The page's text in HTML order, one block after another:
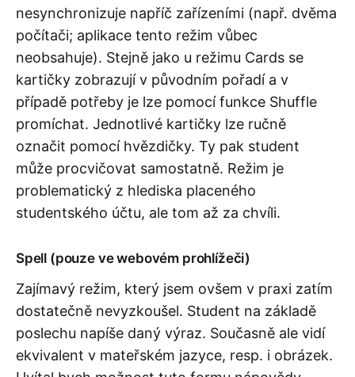
nesynchronizuje napříč zařízeními (např. dvěma
počítači; aplikace tento režim vůbec
neobsahuje). Stejně jako u režimu Cards se
kartičky zobrazují v původním pořadí a v
případě potřeby je lze pomocí funkce Shuffle
promíchat. Jednotlivé kartičky lze ručně
označit pomocí hvězdičky. Ty pak student
může procvičovat samostatně. Režim je
problematický z hlediska placeného
studentského účtu, ale tom až za chvíli.
Spell (pouze ve webovém prohlížeči)
Zajímavý režim, který jsem ovšem v praxi zatím
dostatečně nevyzkoušel. Student na základě
poslechu napíše daný výraz. Současně ale vidí
ekvivalent v mateřském jazyce, resp. i obrázek.